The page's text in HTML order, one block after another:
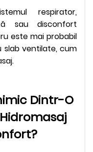
respirator,
sau disconfort
este mai probabil
slab ventilate, cum
Dintr-O